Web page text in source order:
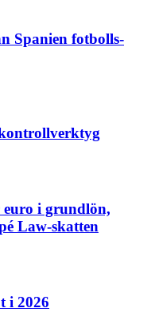
Spanien fotbolls-
i grundlön,
Law-skatten
i 2026